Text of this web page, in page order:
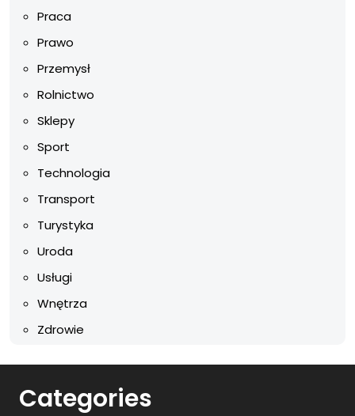
Praca
Prawo
Przemysł
Rolnictwo
Sklepy
Sport
Technologia
Transport
Turystyka
Uroda
Usługi
Wnętrza
Zdrowie
Categories